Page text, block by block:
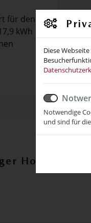
Diese
Notwendige
und sind für
für den
kWh
Home+